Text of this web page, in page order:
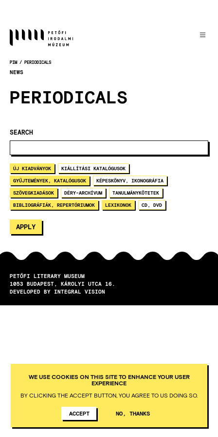
obsah
PIM PERIODICALS
NEWS
PERIODICALS
SEARCH
ÚJ KIADVÁNYOK KIÁLLÍTÁSI KATALÓGUSOK
GYŰJTEMÉNYEK, KATALÓGUSOK KÉPESKÖNYV, IKONOGRÁFIA
SZÖVEGKIADÁSOK DÉRY-ARCHÍVUM TANULMÁNYKÖTETEK
BIBLIOGRÁFIÁK, REPERTÓRIUMOK LEXIKONOK CD, DVD
PETŐFI LITERARY MUSEUM
1053
BUDAPEST
KÁROLYI UTCA 16.
DEVELOPED BY INTEGRAL VISION
WE USE COOKIES ON THIS SITE TO ENHANCE YOUR USER
EXPERIENCE
BY CLICKING THE ACCEPT BUTTON, YOU AGREE TO US DOING SO.
ACCEPT NO, THANKS